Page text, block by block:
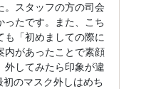
。スタッフの方の司会
ったです。また、こち
も「初めましての際に
内があったことで素顔
外してみたら印象が違
のマスク外しはめち